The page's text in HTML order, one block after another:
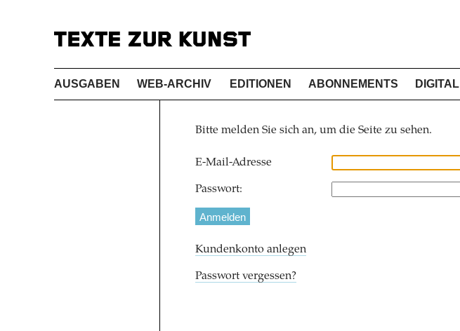
AUSGABEN WEB-ARCHIV EDITIONEN ABONNEMENTS DIGITAL
Bitte melden Sie sich an, um die Seite zu sehen.
E-Mail-Adresse
Passwort:
Kundenkonto anlegen
Passwort vergessen?